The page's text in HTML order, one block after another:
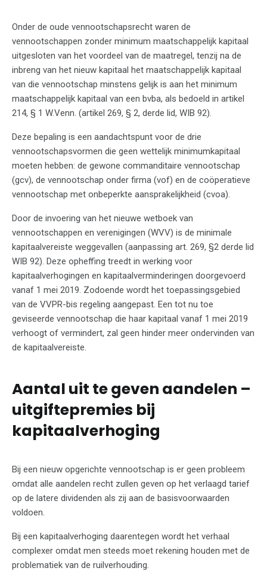
Onder de oude vennootschapsrecht waren de
vennootschappen zonder minimum maatschappelijk kapitaal
uitgesloten van het voordeel van de maatregel, tenzij na de
inbreng van het nieuw kapitaal het maatschappelijk kapitaal
van die vennootschap minstens gelijk is aan het minimum
maatschappelijk kapitaal van een bvba, als bedoeld in artikel
214, § 1 W.Venn. (artikel 269, § 2, derde lid, WIB 92).
Deze bepaling is een aandachtspunt voor de drie
vennootschapsvormen die geen wettelijk minimumkapitaal
moeten hebben: de gewone commanditaire vennootschap
(gcv), de vennootschap onder firma (vof) en de coöperatieve
vennootschap met onbeperkte aansprakelijkheid (cvoa).
Door de invoering van het nieuwe wetboek van
vennootschappen en verenigingen (WVV) is de minimale
kapitaalvereiste weggevallen (aanpassing art. 269, §2 derde lid
WIB 92). Deze opheffing treedt in werking voor
kapitaalverhogingen en kapitaalverminderingen doorgevoerd
vanaf 1 mei 2019. Zodoende wordt het toepassingsgebied
van de VVPR-bis regeling aangepast. Een tot nu toe
geviseerde vennootschap die haar kapitaal vanaf 1 mei 2019
verhoogt of vermindert, zal geen hinder meer ondervinden van
de kapitaalvereiste.
Aantal uit te geven aandelen –
uitgiftepremies bij
kapitaalverhoging
Bij een nieuw opgerichte vennootschap is er geen probleem
omdat alle aandelen recht zullen geven op het verlaagd tarief
op de latere dividenden als zij aan de basisvoorwaarden
voldoen.
Bij een kapitaalverhoging daarentegen wordt het verhaal
complexer omdat men steeds moet rekening houden met de
problematiek van de ruilverhouding.